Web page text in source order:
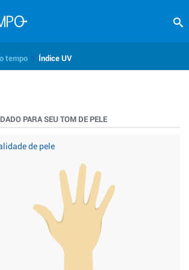
tempo Índice UV
PARA SEU TOM DE PELE
de pele